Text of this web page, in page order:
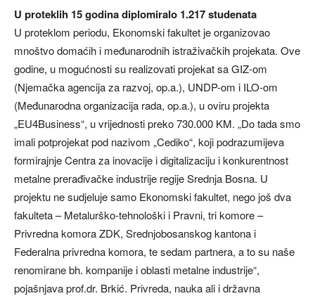
U proteklih 15 godina diplomiralo 1.217 studenata
U proteklom periodu, Ekonomski fakultet je organizovao
mnoštvo domaćih i međunarodnih istraživačkih projekata. Ove
godine, u mogućnosti su realizovati projekat sa GIZ-om
(Njemačka agencija za razvoj, op.a.), UNDP-om i ILO-om
(Međunarodna organizacija rada, op.a.), u oviru projekta
„EU4Business“, u vrijednosti preko 730.000 KM. „Do tada smo
imali potprojekat pod nazivom „Cediko“, koji podrazumijeva
formirajnje Centra za inovacije i digitalizaciju i konkurentnost
metalne prerađivačke industrije regije Srednja Bosna. U
projektu ne sudjeluje samo Ekonomski fakultet, nego još dva
fakulteta – Metalurško-tehnološki i Pravni, tri komore –
Privredna komora ZDK, Srednjobosanskog kantona i
Federalna privredna komora, te sedam partnera, a to su naše
renomirane bh. kompanije i oblasti metalne industrije“,
pojašnjava prof.dr. Brkić. Privreda, nauka ali i državna